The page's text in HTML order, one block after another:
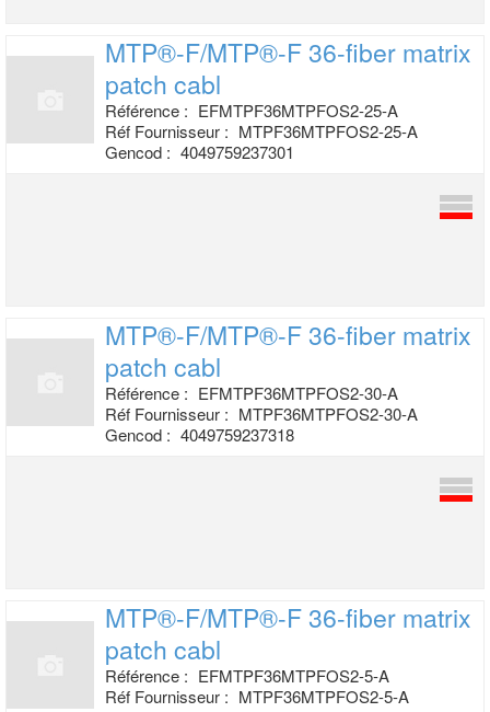
MTP®-F/MTP®-F 36-fiber matrix
patch cabl
Référence : EFMTPF36MTPFOS2-25-A
Réf Fournisseur : MTPF36MTPFOS2-25-A
Gencod : 4049759237301
MTP®-F/MTP®-F 36-fiber matrix
patch cabl
Référence : EFMTPF36MTPFOS2-30-A
Réf Fournisseur : MTPF36MTPFOS2-30-A
Gencod : 4049759237318
MTP®-F/MTP®-F 36-fiber matrix
patch cabl
Référence : EFMTPF36MTPFOS2-5-A
Réf Fournisseur : MTPF36MTPFOS2-5-A